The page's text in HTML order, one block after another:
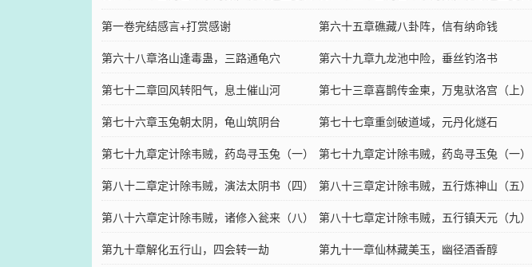
明（下）
明（续）
第一卷完结感言+打赏感谢 第六十五章礁藏八卦阵，信有纳命钱
第六十八章洛山逢毒蛊，三路通龟穴
第六十九章九龙池中险，垂丝钓洛书
第七十二章回风转阳气，息土催山河
第七十三章喜鹊传金柬，万鬼驮洛宫（上）
第七十六章玉兔朝太阴，龟山筑阴台
第七十七章重剑破道域，元丹化燧石
第七十九章定计除韦贼，药岛寻玉兔（一）
第七十九章定计除韦贼，药岛寻玉兔（一）
第八十二章定计除韦贼，演法太阴书（四）
（二百首订加更）
第八十三章定计除韦贼，五行炼神山（五）
第八十六章定计除韦贼，诸修入瓮来（八） 第八十七章定计除韦贼，五行镇天元（九）
第九十章解化五行山，四会转一劫
第九十一章仙林藏美玉，幽径酒香醇